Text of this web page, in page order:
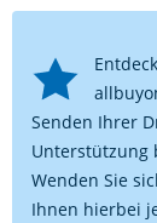
Senden Ihrer
Unterstützung
Wenden Sie
Ihnen hierbei